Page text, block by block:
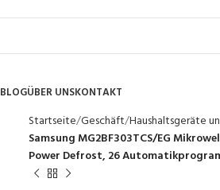
BLOGÜBER UNSKONTAKT
Startseite Geschäft Haushaltsgeräte
Samsung MG2BF303TCS/EG
Power Defrost, 26